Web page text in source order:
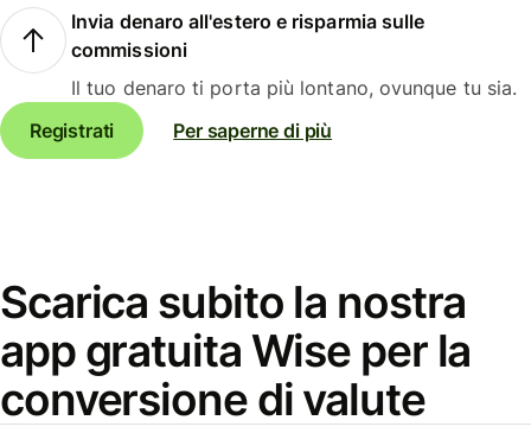
Invia denaro all'estero e risparmia sulle
commissioni
Il tuo denaro ti porta più lontano, ovunque tu sia.
Registrati
Per saperne di più
Scarica subito la nostra
app gratuita Wise per la
conversione di valute